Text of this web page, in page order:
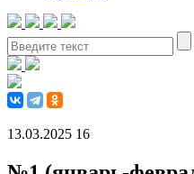
13.03.2025 16